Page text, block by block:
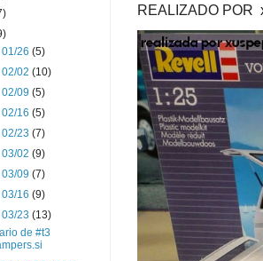
REALIZADO POR
01/26(5)
02/02(10)
02/09(5)
02/16(5)
02/23(7)
03/02(9)
03/09(7)
03/16(9)
03/23(13)
de #t3